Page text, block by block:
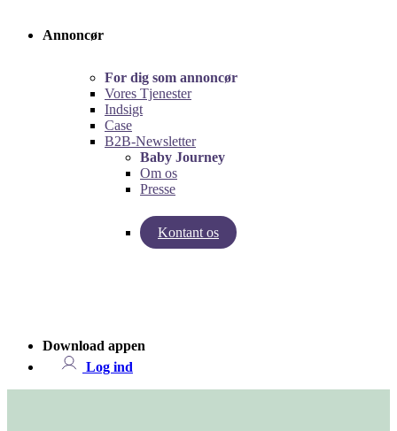
Annoncør
For dig som annoncør
Vores Tjenester
Indsigt
Case
B2B-Newsletter
Baby Journey
Om os
Presse
Kontant os
Indsigter fra Baby Journey
Download appen
Log ind